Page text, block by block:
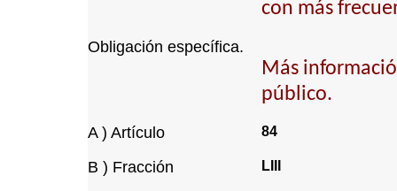
con más
Obligación específica.
Más
público.
A ) Artículo 84
B ) Fracción LIII